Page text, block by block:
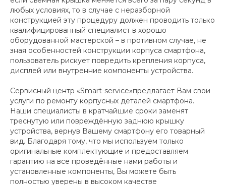
любых условиях, то в случае с неразборной
конструкцией эту процедуру должен проводить только
квалифицированный специалист в хорошо
оборудованной мастерской – в противном случае, не
зная особенностей конструкции корпуса смартфона,
пользователь рискует повредить крепления корпуса,
дисплей или внутренние компоненты устройства.
Сервисный центр «Smart-service»предлагает Вам свои
услуги по ремонту корпусных деталей смартфона.
Наши специалисты в кратчайшие сроки заменят
треснутую или повреждённую заднюю крышку
устройства, вернув Вашему смартфону его товарный
вид. Благодаря тому, что мы используем только
оригинальные комплектующие и предоставляем
гарантию на все проведённые нами работы и
установленные компоненты, Вы можете быть
полностью уверены в высоком качестве